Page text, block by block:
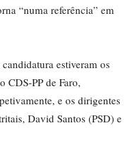
“numa referência” em
estiveram os
CDS-PP de Faro,
e os dirigentes
David Santos (PSD) e